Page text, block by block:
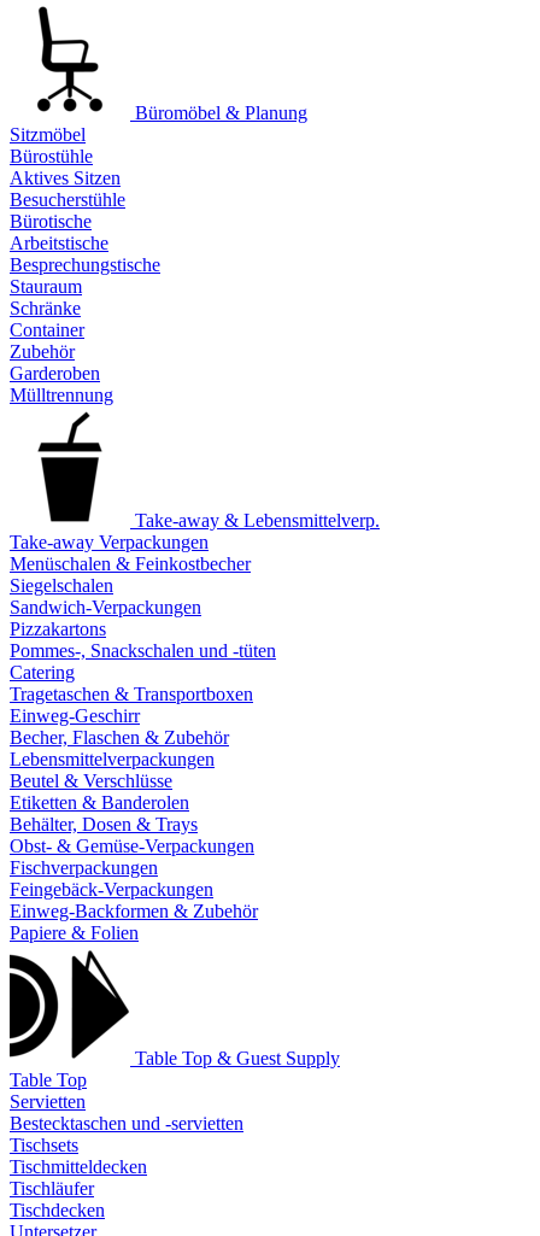
Büromöbel & Planung
Sitzmöbel
Bürostühle
Aktives Sitzen
Besucherstühle
Bürotische
Arbeitstische
Besprechungstische
Stauraum
Schränke
Container
Zubehör
Garderoben
Mülltrennung
Take-away & Lebensmittelverp.
Take-away Verpackungen
Menüschalen & Feinkostbecher
Siegelschalen
Sandwich-Verpackungen
Pizzakartons
Pommes-, Snackschalen und -tüten
Catering
Tragetaschen & Transportboxen
Einweg-Geschirr
Becher, Flaschen & Zubehör
Lebensmittelverpackungen
Beutel & Verschlüsse
Etiketten & Banderolen
Behälter, Dosen & Trays
Obst- & Gemüse-Verpackungen
Fischverpackungen
Feingebäck-Verpackungen
Einweg-Backformen & Zubehör
Papiere & Folien
Table Top & Guest Supply
Table Top
Servietten
Bestecktaschen und -servietten
Tischsets
Tischmitteldecken
Tischläufer
Tischdecken